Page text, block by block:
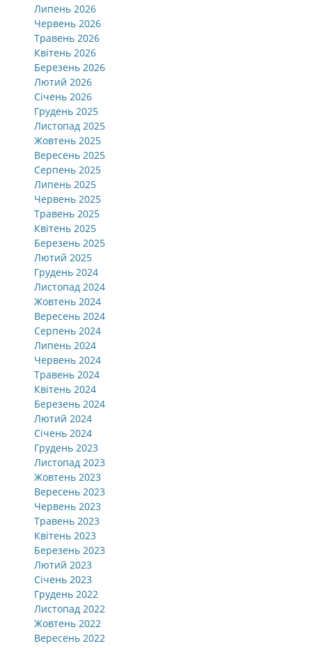
Липень 2026
Червень 2026
Травень 2026
Квітень 2026
Березень 2026
Лютий 2026
Січень 2026
Грудень 2025
Листопад 2025
Жовтень 2025
Вересень 2025
Серпень 2025
Липень 2025
Червень 2025
Травень 2025
Квітень 2025
Березень 2025
Лютий 2025
Грудень 2024
Листопад 2024
Жовтень 2024
Вересень 2024
Серпень 2024
Липень 2024
Червень 2024
Травень 2024
Квітень 2024
Березень 2024
Лютий 2024
Січень 2024
Грудень 2023
Листопад 2023
Жовтень 2023
Вересень 2023
Червень 2023
Травень 2023
Квітень 2023
Березень 2023
Лютий 2023
Січень 2023
Грудень 2022
Листопад 2022
Жовтень 2022
Вересень 2022